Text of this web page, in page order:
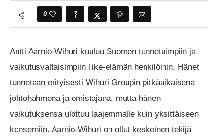
0
Antti Aarnio-Wihuri kuuluu Suomen tunnetuimpiin ja
vaikutusvaltaisimpiin liike-elämän henkilöihin. Hänet
tunnetaan erityisesti Wihuri Groupin pitkäaikaisena
johtohahmona ja omistajana, mutta hänen
vaikutuksensa ulottuu laajemmalle kuin yksittäiseen
konserniin. Aarnio-Wihuri on ollut keskeinen tekijä